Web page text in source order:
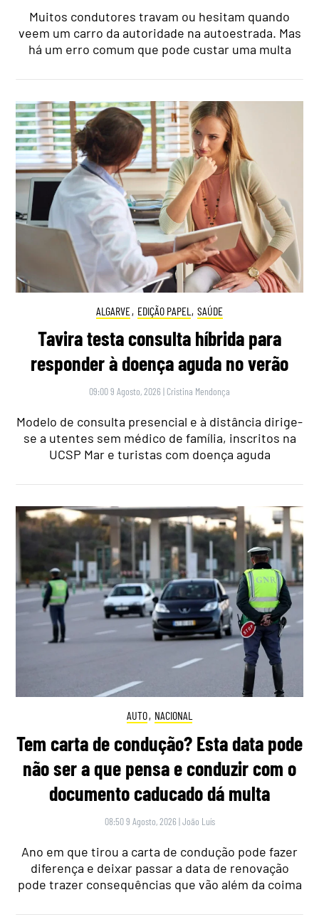
Muitos condutores travam ou hesitam quando
veem um carro da autoridade na autoestrada. Mas
há um erro comum que pode custar uma multa
ALGARVE, EDIÇÃO PAPEL , SAÚDE
Tavira testa consulta híbrida para
responder à doença aguda no verão
09:00 9 Agosto, 2026 | Cristina Mendonça
Modelo de consulta presencial e à distância dirige-
se a utentes sem médico de família, inscritos na
UCSP Mar e turistas com doença aguda
AUTO, NACIONAL
Tem carta de condução? Esta data pode
não ser a que pensa e conduzir com o
documento caducado dá multa
08:50 9 Agosto, 2026 |João Luís
Ano em que tirou a carta de condução pode fazer
diferença e deixar passar a data de renovação
pode trazer consequências que vão além da coima